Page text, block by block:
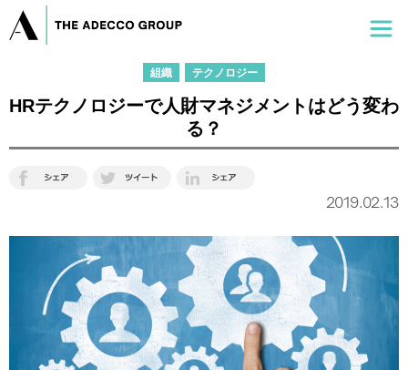
組織 テクノロジー
HRテクノロジーで人財マネジメントはどう変わ
る？
2019.02.13